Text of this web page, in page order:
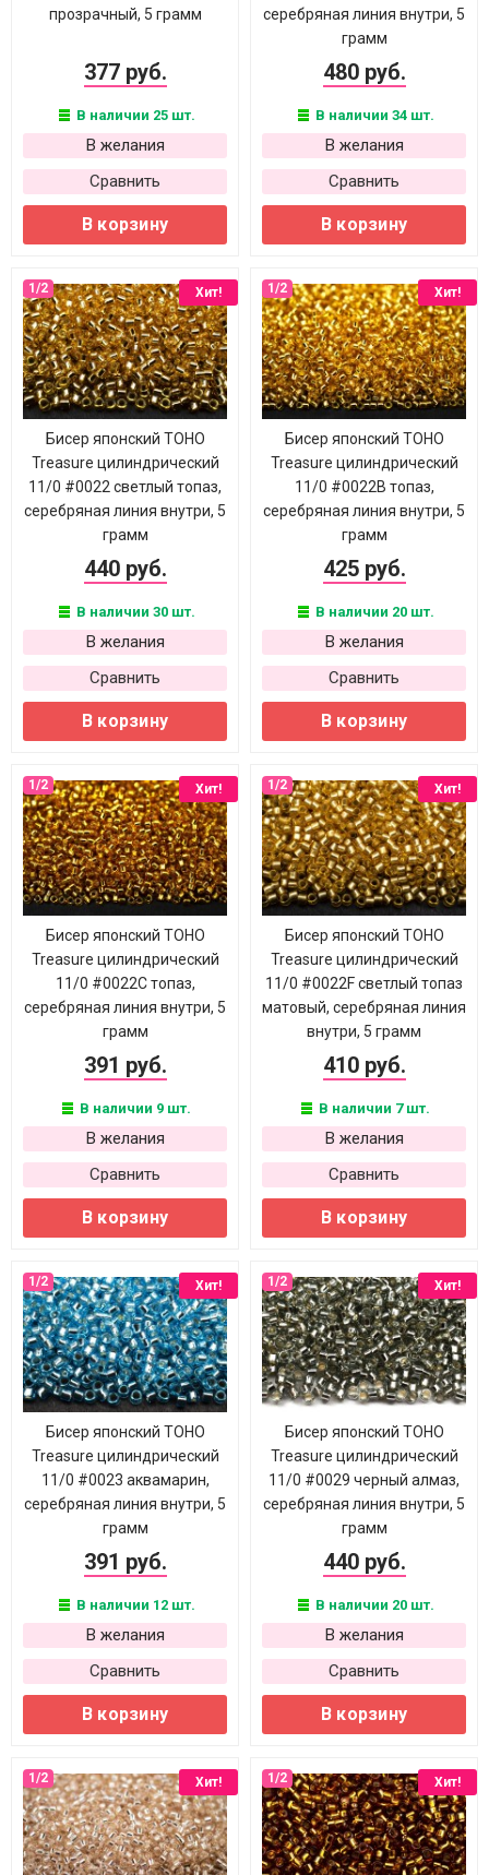
прозрачный, 5 грамм
377 руб.
В наличии 25 шт.
В желания
Сравнить
В корзину
серебряная линия внутри, 5
грамм
480 руб.
В наличии 34 шт.
В желания
Сравнить
В корзину
Хит!
Бисер японский TOHO
Treasure цилиндрический
11/0 #0022 светлый топаз,
серебряная линия внутри, 5
грамм
440 руб.
В наличии 30 шт.
В желания
Сравнить
В корзину
Хит!
Бисер японский TOHO
Treasure цилиндрический
11/0 #0022B топаз,
серебряная линия внутри, 5
грамм
425 руб.
В наличии 20 шт.
В желания
Сравнить
В корзину
Хит!
Бисер японский TOHO
Treasure цилиндрический
11/0 #0022C топаз,
серебряная линия внутри, 5
грамм
391 руб.
В наличии 9 шт.
В желания
Сравнить
В корзину
Хит!
Бисер японский TOHO
Treasure цилиндрический
11/0 #0022F светлый топаз
матовый, серебряная линия
внутри, 5 грамм
410 руб.
В наличии 7 шт.
В желания
Сравнить
В корзину
Хит!
Бисер японский TOHO
Treasure цилиндрический
11/0 #0023 аквамарин,
серебряная линия внутри, 5
грамм
391 руб.
В наличии 12 шт.
В желания
Сравнить
В корзину
Хит!
Бисер японский TOHO
Treasure цилиндрический
11/0 #0029 черный алмаз,
серебряная линия внутри, 5
грамм
440 руб.
В наличии 20 шт.
В желания
Сравнить
В корзину
Хит! Хит!